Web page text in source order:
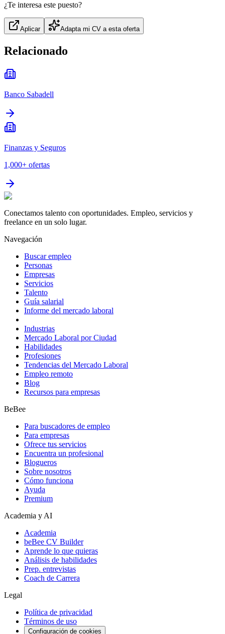
¿Te interesa este puesto?
Aplicar Adapta mi CV a esta oferta
Relacionado
Banco Sabadell
Finanzas y Seguros
1,000+ ofertas
Conectamos talento con oportunidades. Empleo, servicios y
freelance en un solo lugar.
Navegación
Buscar empleo
Personas
Empresas
Servicios
Talento
Guía salarial
Informe del mercado laboral
Industrias
Mercado Laboral por Ciudad
Habilidades
Profesiones
Tendencias del Mercado Laboral
Empleo remoto
Blog
Recursos para empresas
BeBee
Para buscadores de empleo
Para empresas
Ofrece tus servicios
Encuentra un profesional
Blogueros
Sobre nosotros
Cómo funciona
Ayuda
Premium
Academia y AI
Academia
beBee CV Builder
Aprende lo que quieras
Análisis de habilidades
Prep. entrevistas
Coach de Carrera
Legal
Política de privacidad
Términos de uso
Configuración de cookies